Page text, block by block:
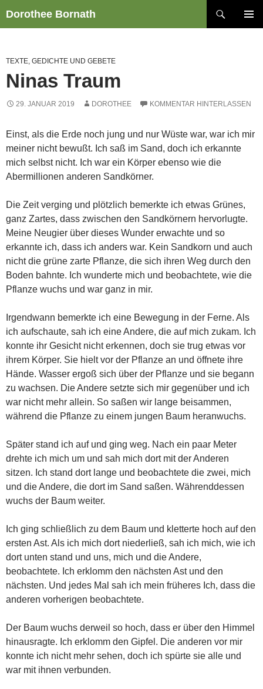
Inhalt
Dorothee Bornath
TEXTE, GEDICHTE UND GEBETE
Ninas Traum
29. JANUAR 2019 DOROTHEE KOMMENTAR HINTERLASSEN
Einst, als die Erde noch jung und nur Wüste war, war ich mir
meiner nicht bewußt. Ich saß im Sand, doch ich erkannte
mich selbst nicht. Ich war ein Körper ebenso wie die
Abermillionen anderen Sandkörner.
Die Zeit verging und plötzlich bemerkte ich etwas Grünes,
ganz Zartes, dass zwischen den Sandkörnern hervorlugte.
Meine Neugier über dieses Wunder erwachte und so
erkannte ich, dass ich anders war. Kein Sandkorn und auch
nicht die grüne zarte Pflanze, die sich ihren Weg durch den
Boden bahnte. Ich wunderte mich und beobachtete, wie die
Pflanze wuchs und war ganz in mir.
Irgendwann bemerkte ich eine Bewegung in der Ferne. Als
ich aufschaute, sah ich eine Andere, die auf mich zukam. Ich
konnte ihr Gesicht nicht erkennen, doch sie trug etwas vor
ihrem Körper. Sie hielt vor der Pflanze an und öffnete ihre
Hände. Wasser ergoß sich über der Pflanze und sie begann
zu wachsen. Die Andere setzte sich mir gegenüber und ich
war nicht mehr allein. So saßen wir lange beisammen,
während die Pflanze zu einem jungen Baum heranwuchs.
Später stand ich auf und ging weg. Nach ein paar Meter
drehte ich mich um und sah mich dort mit der Anderen
sitzen. Ich stand dort lange und beobachtete die zwei, mich
und die Andere, die dort im Sand saßen. Währenddessen
wuchs der Baum weiter.
Ich ging schließlich zu dem Baum und kletterte hoch auf den
ersten Ast. Als ich mich dort niederließ, sah ich mich, wie ich
dort unten stand und uns, mich und die Andere,
beobachtete. Ich erklomm den nächsten Ast und den
nächsten. Und jedes Mal sah ich mein früheres Ich, dass die
anderen vorherigen beobachtete.
Der Baum wuchs derweil so hoch, dass er über den Himmel
hinausragte. Ich erklomm den Gipfel. Die anderen vor mir
konnte ich nicht mehr sehen, doch ich spürte sie alle und
war mit ihnen verbunden.